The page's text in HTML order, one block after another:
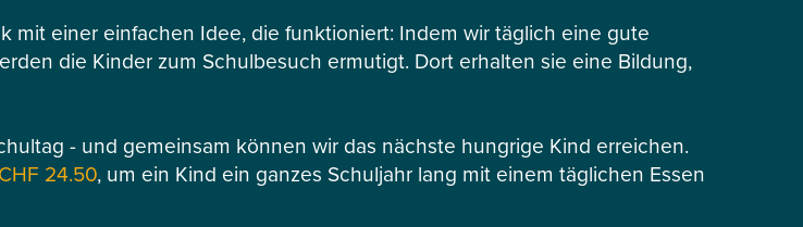
einer einfachen Idee, die funktioniert: Indem wir täglich eine gute
die Kinder zum Schulbesuch ermutigt. Dort erhalten sie eine Bildung,
- und gemeinsam können wir das nächste hungrige Kind erreichen.
24.50, um ein Kind ein ganzes Schuljahr lang mit einem täglichen Essen